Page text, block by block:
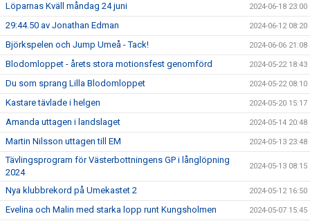
Löparnas Kväll måndag 24 juni 2024-06-18 23:00
29:44.50 av Jonathan Edman 2024-06-12 08:20
Björkspelen och Jump Umeå - Tack! 2024-06-06 21:08
Blodomloppet - årets stora motionsfest genomförd 2024-05-22 18:43
Du som sprang Lilla Blodomloppet 2024-05-22 08:10
Kastare tävlade i helgen 2024-05-20 15:17
Amanda uttagen i landslaget 2024-05-14 20:48
Martin Nilsson uttagen till EM 2024-05-13 23:48
Tävlingsprogram för Västerbottningens GP i långlöpning
2024
2024-05-13 08:15
Nya klubbrekord på Umekastet 2 2024-05-12 16:50
Evelina och Malin med starka lopp runt Kungsholmen 2024-05-07 15:45